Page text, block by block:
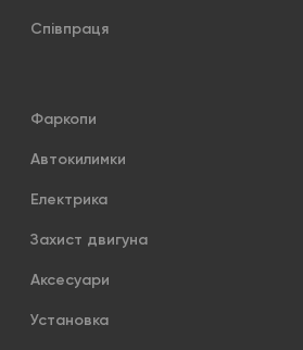
Співпраця
Фаркопи
Автокилимки
Електрика
Захист двигуна
Аксесуари
Установка